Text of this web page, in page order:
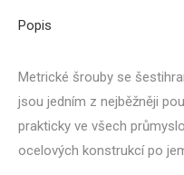
Popis
Metrické šrouby se
jsou jedním z nejběžněji
prakticky ve všech
ocelových konstrukcí po